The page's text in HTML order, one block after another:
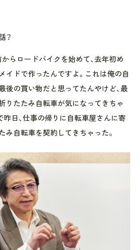
？
らロードバイクを始めて、去年初め
イドで作ったんですよ。これは俺の自
後の買い物だと思ってたんやけど、最
りたたみ自転車が気になってきちゃ
昨日、仕事の帰りに自転車屋さんに寄
み自転車を契約してきちゃった。